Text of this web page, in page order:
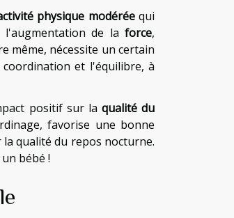
physique modéréequi
l'augmentation de laforce,
même, nécessite un certain
et l'équilibre, à
positif sur la qualité du
favorise une bonne
qualité du repos nocturne.
bébé !